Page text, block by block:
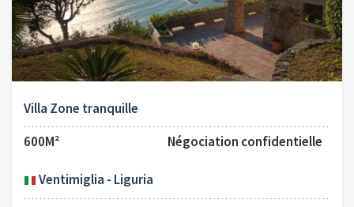
Villa Zone tranquille
600M²
Négociation confidentielle
Ventimiglia - Liguria